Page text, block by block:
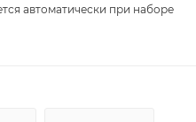
автоматически при наборе